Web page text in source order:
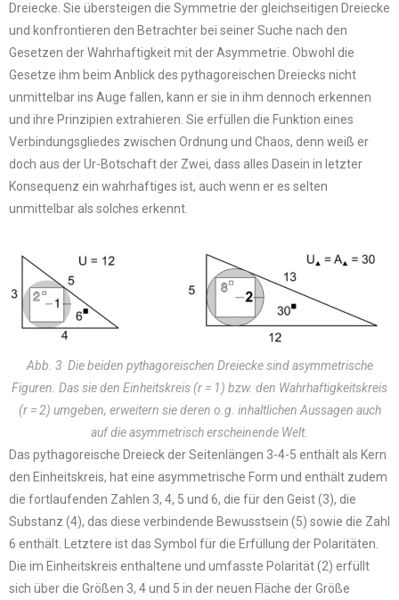
Dreiecke. Sie übersteigen die Symmetrie der gleichseitigen Dreiecke
und konfrontieren den Betrachter bei seiner Suche nach den
Gesetzen der Wahrhaftigkeit mit der Asymmetrie. Obwohl die
Gesetze ihm beim Anblick des pythagoreischen Dreiecks nicht
unmittelbar ins Auge fallen, kann er sie in ihm dennoch erkennen
und ihre Prinzipien extrahieren. Sie erfüllen die Funktion eines
Verbindungsgliedes zwischen Ordnung und Chaos, denn weiß er
doch aus der Ur-Botschaft der Zwei, dass alles Dasein in letzter
Konsequenz ein wahrhaftiges ist, auch wenn er es selten
unmittelbar als solches erkennt.
Abb. 3 Die beiden pythagoreischen Dreiecke sind asymmetrische
Figuren. Das sie den Einheitskreis (r = 1) bzw. den Wahrhaftigkeitskreis
(r = 2) umgeben, erweitern sie deren o.g. inhaltlichen Aussagen auch
auf die asymmetrisch erscheinende Welt.
Das pythagoreische Dreieck der Seitenlängen 3-4-5 enthält als Kern
den Einheitskreis, hat eine asymmetrische Form und enthält zudem
die fortlaufenden Zahlen 3, 4, 5 und 6, die für den Geist (3), die
Substanz (4), das diese verbindende Bewusstsein (5) sowie die Zahl
6 enthält. Letztere ist das Symbol für die Erfüllung der Polaritäten.
Die im Einheitskreis enthaltene und umfasste Polarität (2) erfüllt
sich über die Größen 3, 4 und 5 in der neuen Fläche der Größe